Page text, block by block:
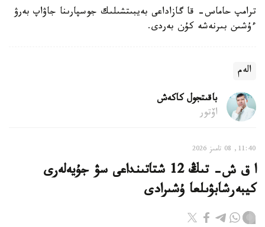
ترامپ حاماس- قا گازاداعى بەيبىتشىلىك جوسپارىنا جاۋاپ بەرۋ
ءۇشىن بىرنەشە كۇن بەردى.
الەم
باقىتجول كاكەش
اۆتور
11:40, 08 تامىز 2026
ا ق ش- تىڭ 12 شتاتىنداعى سۋ جۇيەلەرى
كيبەرشابۋىلعا ۇشىرادى